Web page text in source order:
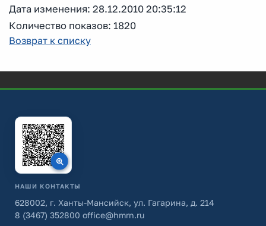
Дата изменения: 28.12.2010 20:35:12
Количество показов: 1820
Возврат к списку
НАШИ КОНТАКТЫ
628002, г. Ханты-Мансийск, ул. Гагарина, д. 214
8 (3467) 352800 office@hmrn.ru